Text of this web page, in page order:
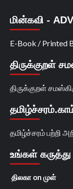
மின்கவி -
E-Book / Printed
திருக்குறள்
திருக்குறள்
தமிழ்ச்சரம் பற்றி
உங்கள் கருத்து
திலகா on முள்